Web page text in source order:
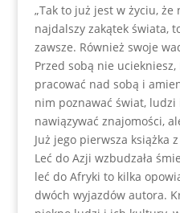
„Tak to już jest w życiu,
najdalszy zakątek świata,
zawsze. Również swoje
Przed sobą nie
pracować nad sobą i
nim poznawać świat, ludzi
nawiązywać znajomości,
Już jego pierwsza książka
Leć do Azji wzbudzała
leć do Afryki to kilka
dwóch wyjazdów autora.